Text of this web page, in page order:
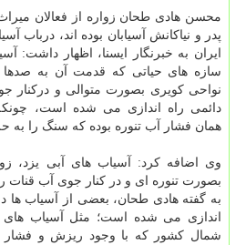
محسن هادی طحان زواره از فعالان
پدر و نیاكانش آسیابان بوده اند، درباب
ایران به خبرنگار ایسنا، اظهار داشت:
سازه های حیاتی كه قدمت آن به
نواحی كویری بصورت متوالی و
دائمی راه اندازی می شده است،
همان فشار آب تنوره بوده كه سنگ را
وی اضافه كرد: آسیاب های آبی یزد،
بصورت تنوره ای و در كنار جوی آب قنات
به گفته هادی طحان، بعضی از آسیاب ها
اندازی می شده است؛ مثل آسیاب های
شمال كشور كه با وجود ریزش و فشار